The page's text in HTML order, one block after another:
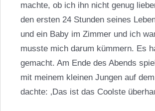
machte, ob ich ihn nicht genug
den ersten 24 Stunden seines
und ein Baby im Zimmer und ich
musste mich darum kümmern. Es
gemacht. Am Ende des Abends
mit meinem kleinen Jungen auf
dachte: ‚Das ist das Coolste